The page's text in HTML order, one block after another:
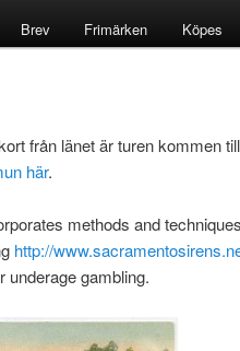
Brev Frimärken Köpes
från länet är turen kommen
här.
methods and
http://
underage gambling.